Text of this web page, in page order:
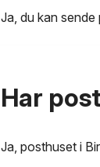
Ja, du kan
Har
Ja, posthuset i